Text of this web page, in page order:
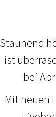
Staunend
ist
bei
Mit neuen